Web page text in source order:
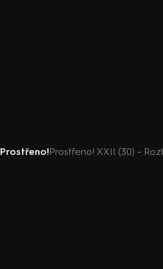
Prostřeno!Prostřeno! XXII (30) -